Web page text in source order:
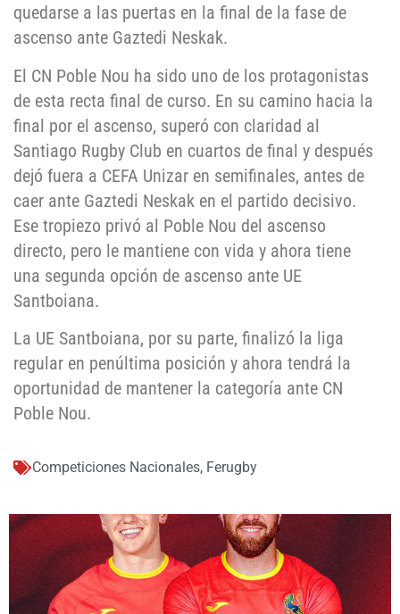
quedarse a las puertas en la final de la fase de
ascenso ante Gaztedi Neskak.
El CN Poble Nou ha sido uno de los protagonistas
de esta recta final de curso. En su camino hacia la
final por el ascenso, superó con claridad al
Santiago Rugby Club en cuartos de final y después
dejó fuera a CEFA Unizar en semifinales, antes de
caer ante Gaztedi Neskak en el partido decisivo.
Ese tropiezo privó al Poble Nou del ascenso
directo, pero le mantiene con vida y ahora tiene
una segunda opción de ascenso ante UE
Santboiana.
La UE Santboiana, por su parte, finalizó la liga
regular en penúltima posición y ahora tendrá la
oportunidad de mantener la categoría ante CN
Poble Nou.
Competiciones Nacionales, Ferugby